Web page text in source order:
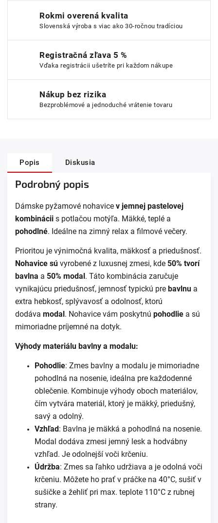
Rokmi overená kvalita
Slovenská výroba s viac ako 30-ročnou tradíciou
Registračná zľava 5 %
Vďaka registrácii ušetríte pri každom nákupe
Nákup bez rizika
Bezproblémové a jednoduché vrátenie tovaru
Popis Diskusia
Podrobný popis
Dámske pyžamové nohavice v jemnej pastelovej
kombinácii s potlačou motýľa. Mäkké, teplé a
pohodlné. Ideálne na zimný relax a filmové večery.
Prioritou je výnimočná kvalita, mäkkosť a priedušnosť.
Nohavice sú vyrobené z luxusnej zmesi, kde 50% tvorí
bavlna a 50% modal. Táto kombinácia zaručuje
vynikajúcu priedušnosť, jemnosť typickú pre bavlnu a
extra hebkosť, splývavosť a odolnosť, ktorú
dodáva modal. Nohavice vám poskytnú pohodlie a sú
mimoriadne príjemné na dotyk.
Výhody materiálu bavlny a modalu:
Pohodlie: Zmes bavlny a modalu je mimoriadne
pohodlná na nosenie, ideálna pre každodenné
oblečenie. Kombinuje výhody oboch materiálov,
čím vytvára materiál, ktorý je mäkký, priedušný,
savý a odolný.
Vzhľad: Bavlna je mäkká a pohodlná na nosenie.
Modal dodáva zmesi jemný lesk a hodvábny
vzhľad. Je odolnejší voči krčeniu.
Údržba: Zmes sa ľahko udržiava a je odolná voči
krčeniu. Môžete ho prať v práčke na 40°C, sušiť v
sušičke a žehliť pri max. teplote 110°C z rubnej
strany.